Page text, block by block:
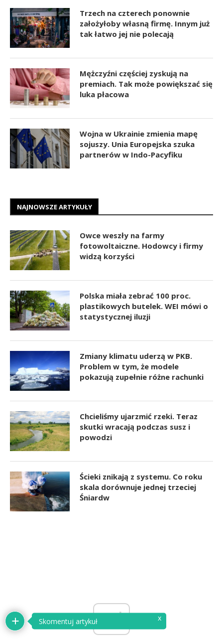
Trzech na czterech ponownie
założyłoby własną firmę. Innym już
tak łatwo jej nie polecają
Mężczyźni częściej zyskują na
premiach. Tak może powiększać się
luka płacowa
Wojna w Ukrainie zmienia mapę
sojuszy. Unia Europejska szuka
partnerów w Indo-Pacyfiku
NAJNOWSZE ARTYKUŁY
Owce weszły na farmy
fotowoltaiczne. Hodowcy i firmy
widzą korzyści
Polska miała zebrać 100 proc.
plastikowych butelek. WEI mówi o
statystycznej iluzji
Zmiany klimatu uderzą w PKB.
Problem w tym, że modele
pokazują zupełnie różne rachunki
Chcieliśmy ujarzmić rzeki. Teraz
skutki wracają podczas susz i
powodzi
Ścieki znikają z systemu. Co roku
skala dorównuje jednej trzeciej
Śniardw
ad